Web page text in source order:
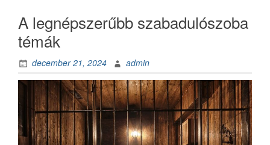
A legnépszerűbb szabadulószoba
témák
december 21, 2024 admin